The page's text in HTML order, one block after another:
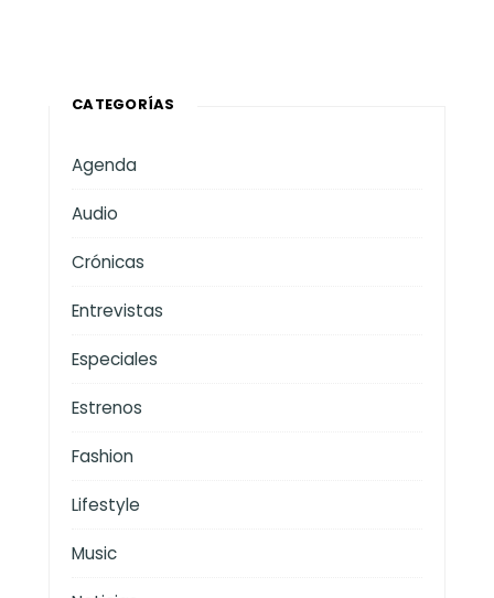
CATEGORÍAS
Agenda
Audio
Crónicas
Entrevistas
Especiales
Estrenos
Fashion
Lifestyle
Music